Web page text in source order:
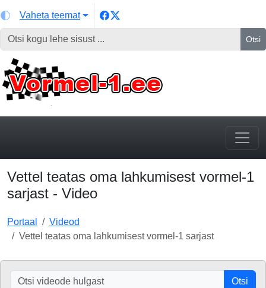
Vaheta teemat
Otsi
Vettel teatas oma lahkumisest vormel-1
sarjast - Video
Portaal
Videod
Vettel teatas oma lahkumisest vormel-1 sarjast
Otsi